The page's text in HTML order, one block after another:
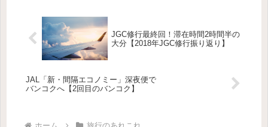
JGC修行最終回！滞在時間2時間半の
大分【2018年JGC修行振り返り】
JAL「新・間隔エコノミー」深夜便で
バンコクへ【2回目のバンコク】